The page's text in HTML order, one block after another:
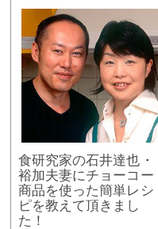
食研究家の石井達也・
裕加夫妻にチョーコー
商品を使った簡単レシ
ピを教えて頂きまし
た！